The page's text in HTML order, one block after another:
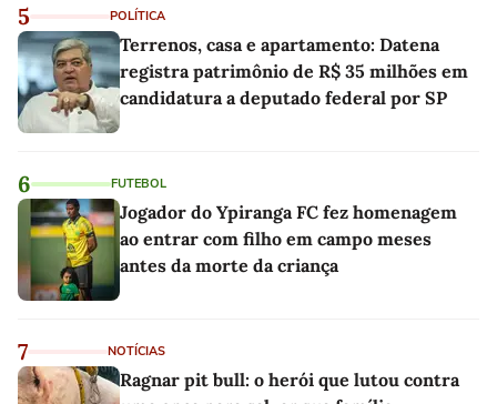
5 POLÍTICA
Terrenos, casa e apartamento: Datena
registra patrimônio de R$ 35 milhões em
candidatura a deputado federal por SP
6 FUTEBOL
Jogador do Ypiranga FC fez homenagem
ao entrar com filho em campo meses
antes da morte da criança
7 NOTÍCIAS
Ragnar pit bull: o herói que lutou contra